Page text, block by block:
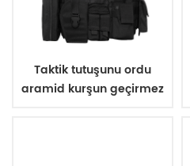
Taktik tutuşunu ordu
aramid kurşun geçirmez